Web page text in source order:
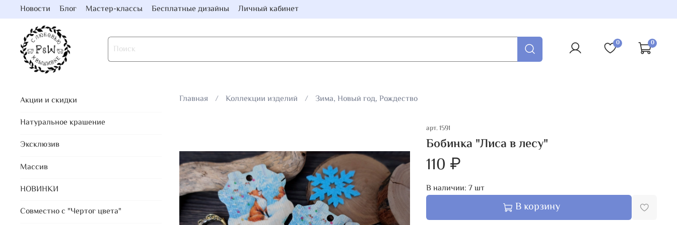
Новости Блог Мастер-классы Бесплатные дизайны Личный кабинет
0 0
Главная Коллекции изделий Зима, Новый год, Рождество
арт.1591
Бобинка "Лиса в лесу"
110 ₽
В наличии: 7шт
В корзину
Акции и скидки
Натуральное крашение
Эксклюзив
Массив
НОВИНКИ
Совместно с "Чертог цвета"